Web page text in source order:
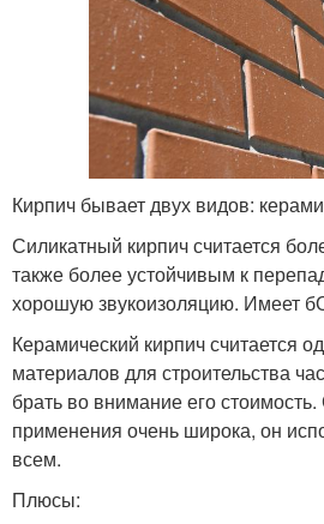
Кирпич бывает двух видов:
Силикатный кирпич считается
также более устойчивым к
хорошую звукоизоляцию. Имеет
Керамический кирпич считается
материалов для строительства
брать во внимание его
применения очень широка, он
всем.
Плюсы: